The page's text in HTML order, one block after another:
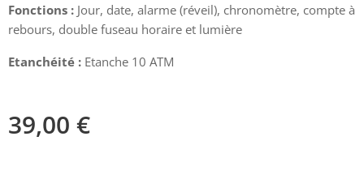
Fonctions : Jour, date, alarme (réveil), chronomètre, compte à
rebours, double fuseau horaire et lumière
Etanchéité : Etanche 10 ATM
39,00 €